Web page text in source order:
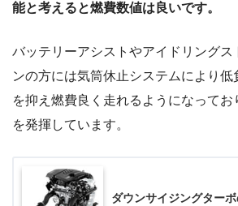
能と考えると燃費数値は良いです。
バッテリーアシストやアイドリングス
ンの方には気筒休止システムにより
を抑え燃費良く走れるようになって
を発揮しています。
ダウンサイジングター